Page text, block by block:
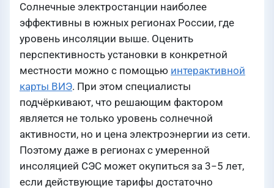
Солнечные электростанции наиболее
эффективны в южных регионах России, где
уровень инсоляции выше. Оценить
перспективность установки в конкретной
местности можно с помощью интерактивной
карты ВИЭ. При этом специалисты
подчёркивают, что решающим фактором
является не только уровень солнечной
активности, но и цена электроэнергии из сети.
Поэтому даже в регионах с умеренной
инсоляцией СЭС может окупиться за 3−5 лет,
если действующие тарифы достаточно